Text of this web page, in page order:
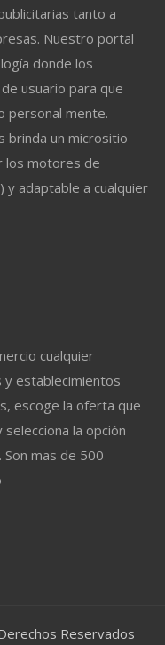
tanto a
Nuestro portal
donde los
usuario para que
personal mente.
brinda un micrositio
los motores de
adaptable a cualquier
cualquier
establecimientos
escoge la oferta que
la opción
mas de 500
Reservados